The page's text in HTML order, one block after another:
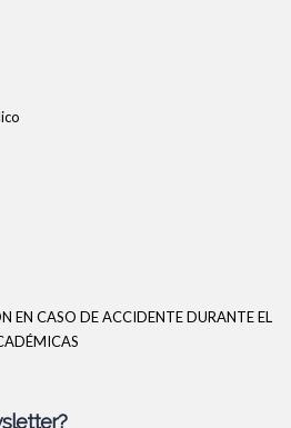
EN CASO DE ACCIDENTE DURANTE EL